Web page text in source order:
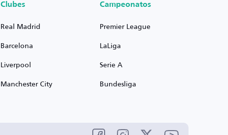
Clubes
Real Madrid
Barcelona
Liverpool
Manchester City
Campeonatos
Premier League
LaLiga
Serie A
Bundesliga